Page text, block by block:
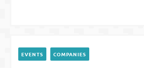
EVENTS COMPANIES